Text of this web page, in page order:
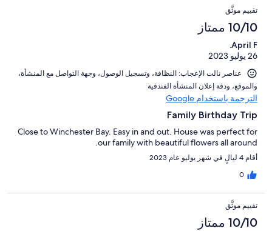
تقييم موثَّق
10/10 ممتاز
April F.
26 يوليو 2023
عناصر نالت الإعجاب: ⁦النظافة⁩، و⁦تسجيل الوصول⁩، و⁦جهة التواصل مع المنشأة⁩،
و⁦الموقع⁩، و⁦دقة إعلان المنشأة الفندقية⁩
الترجمة باستخدام Google
Family Birthday Trip
Close to Winchester Bay. Easy in and out. House was perfect for
our family with beautiful flowers all around.
أقام 4 ليالٍ في شهر يوليو عام 2023
0
تقييم موثَّق
10/10 ممتاز